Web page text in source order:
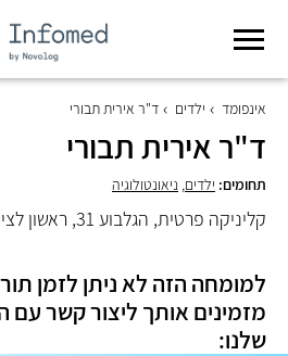
אינפומד ילדים ד"ר אירית תבורי
ד"ר אירית תבורי
תחומים: ילדים, ניאונטולוגיה
קליניקה פרטית, הגלבוע 31, ראשון לציון
למומחה הזה לא ניתן לזמן
מזמינים אותך ליצור קשר
שלנו: